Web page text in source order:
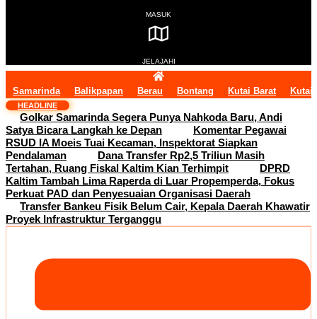
MASUK
JELAJAHI
Samarinda Balikpapan Berau Bontang Kutai Barat Kutai
HEADLINE
Golkar Samarinda Segera Punya Nahkoda Baru, Andi
Satya Bicara Langkah ke Depan
Komentar Pegawai
RSUD IA Moeis Tuai Kecaman, Inspektorat Siapkan
Pendalaman
Dana Transfer Rp2,5 Triliun Masih
Tertahan, Ruang Fiskal Kaltim Kian Terhimpit
DPRD
Kaltim Tambah Lima Raperda di Luar Propemperda, Fokus
Perkuat PAD dan Penyesuaian Organisasi Daerah
Transfer Bankeu Fisik Belum Cair, Kepala Daerah Khawatir
Proyek Infrastruktur Terganggu